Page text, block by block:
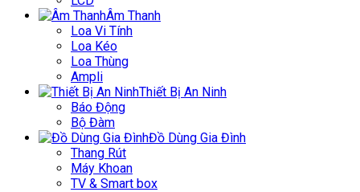
Âm Thanh
Loa Vi Tính
Loa Kéo
Loa Thùng
Ampli
Thiết Bị An Ninh
Báo Động
Bộ Đàm
Đồ Dùng Gia Đình
Thang Rút
Máy Khoan
TV & Smart box